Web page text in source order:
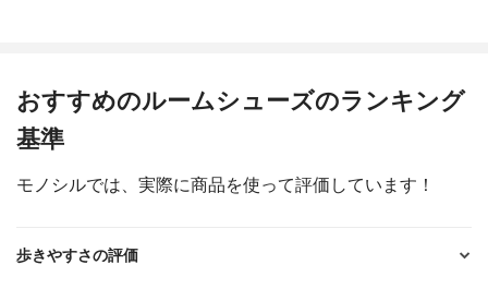
おすすめのルームシューズのランキング
基準
モノシルでは、実際に商品を使って評価しています！
歩きやすさの評価